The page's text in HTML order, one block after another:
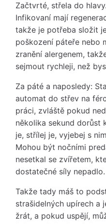
Začtvrté, střela do
Infikovaní mají
takže je potřeba složit
poškození páteře nebo
zranění alergenem,
sejmout rychleji, než
Za páté a naposledy:
automat do střev na
práci, zvláště pokud
několika sekund dorůst
je, střílej je, vyjebej s
Mohou být nočními
nesetkal se zvířetem,
dostatečné síly nepadlo.
Takže tady máš to
strašidelných upírech a
žrát, a pokud uspějí,